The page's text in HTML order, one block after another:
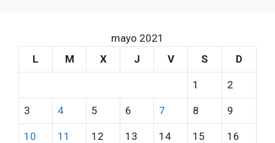
mayo 2021
L
M X J V S D
1 2
3 4 5 6 7 8 9
10 11 12 13 14 15 16